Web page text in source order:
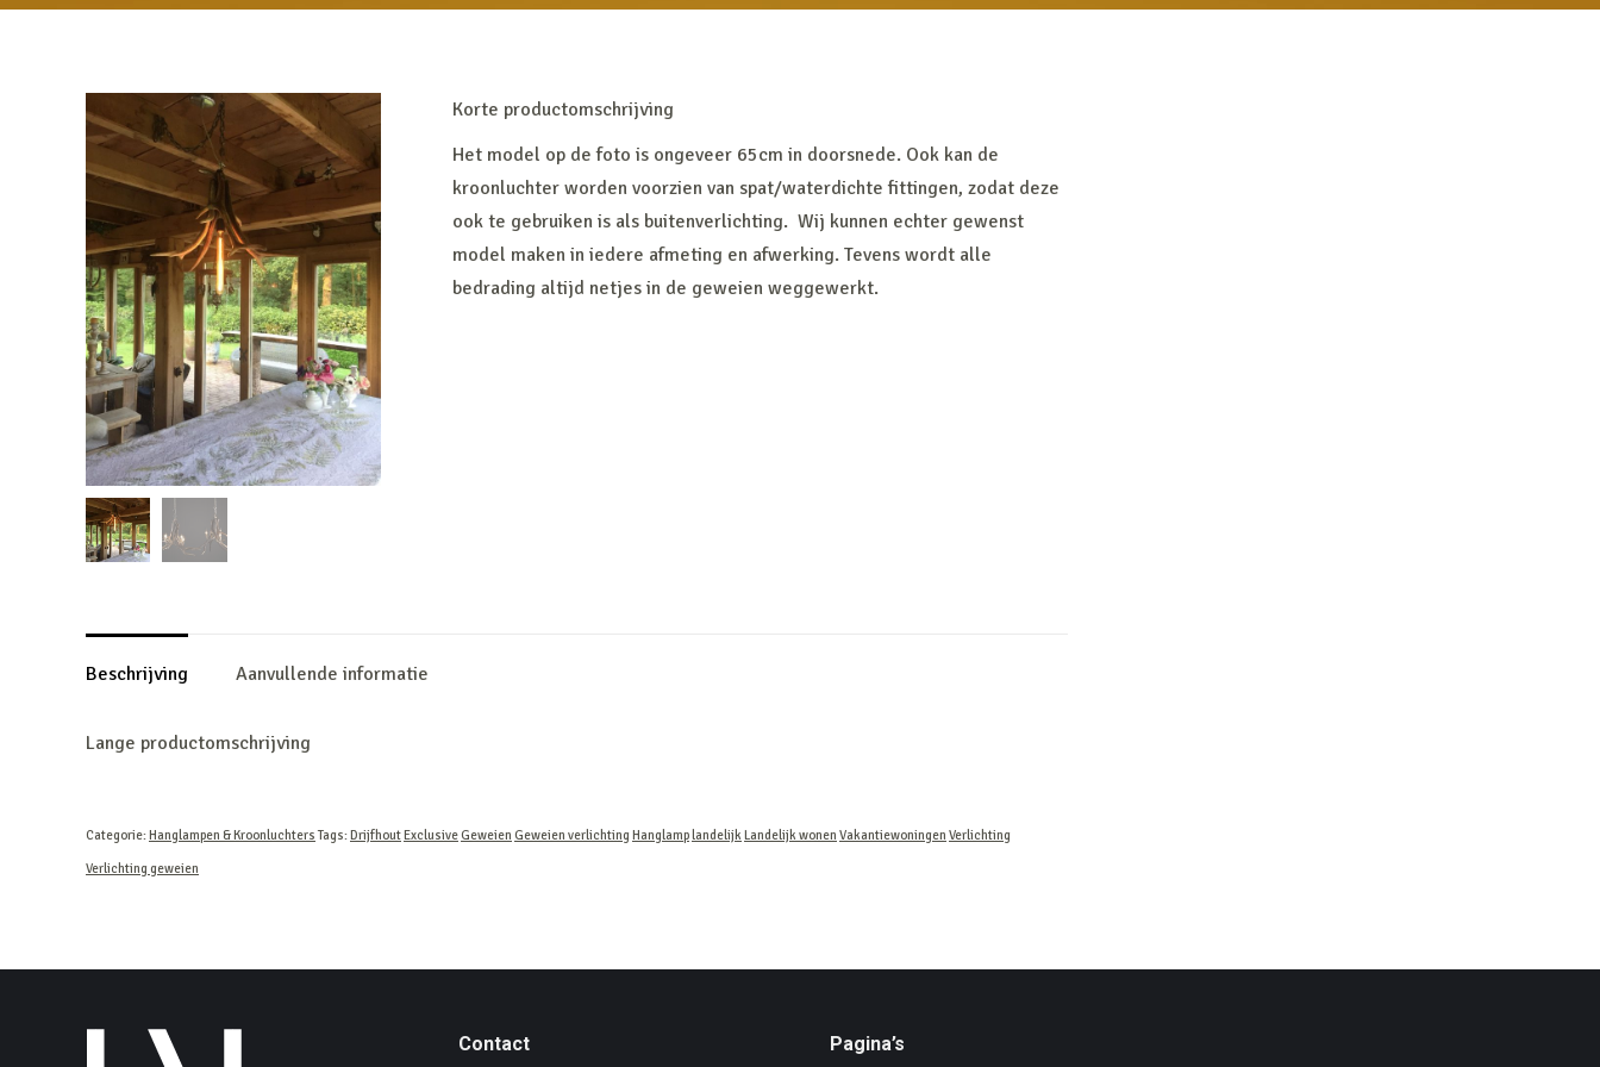
Korte productomschrijving
Het model op de foto is ongeveer 65cm in doorsnede. Ook kan de
kroonluchter worden voorzien van spat/waterdichte fittingen, zodat deze
ook te gebruiken is als buitenverlichting. Wij kunnen echter gewenst
model maken in iedere afmeting en afwerking. Tevens wordt alle
bedrading altijd netjes in de geweien weggewerkt.
Beschrijving Aanvullende informatie
Lange productomschrijving
Categorie: Hanglampen & Kroonluchters Tags: Drijfhout ExclusiveGeweien Geweien verlichting Hanglamplandelijk Landelijk wonen Vakantiewoningen Verlichting
Verlichting geweien
Contact Pagina’s